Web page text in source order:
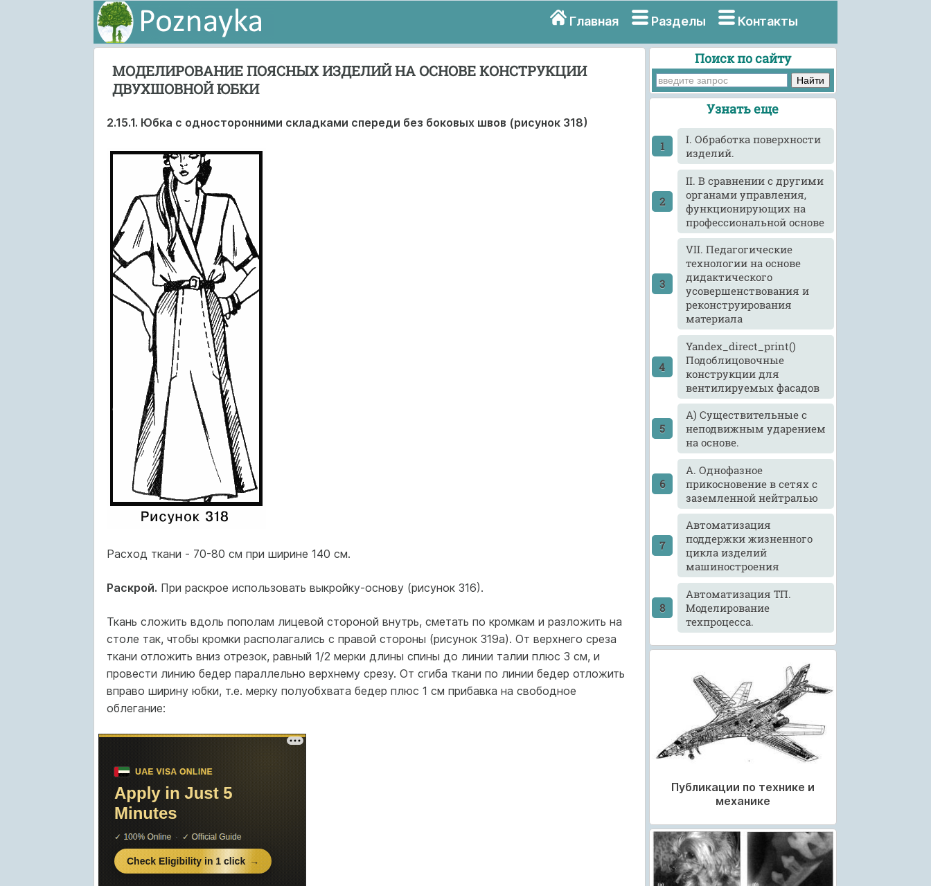
Главная Разделы Контакты
МОДЕЛИРОВАНИЕ ПОЯСНЫХ ИЗДЕЛИЙ НА ОСНОВЕ КОНСТРУКЦИИ
ДВУХШОВНОЙ ЮБКИ
2.15.1. Юбка с односторонними складками спереди без боковых швов (рисунок 318)
Расход ткани - 70-80 см при ширине 140 см.
Раскрой. При раскрое использовать выкройку-основу (рисунок 316).
Ткань сложить вдоль пополам лицевой стороной внутрь, сметать по кромкам и разложить на
столе так, чтобы кромки располагались с правой стороны (рисунок 319а). От верхнего среза
ткани отложить вниз отрезок, равный 1/2 мерки длины спины до линии талии плюс 3 см, и
провести линию бедер параллельно верхнему срезу. От сгиба ткани по линии бедер отложить
вправо ширину юбки, т.е. мерку полуобхвата бедер плюс 1 см прибавка на свободное
облегание:
Поиск по сайту
Узнать еще
I. Обработка поверхности
изделий.
II. В сравнении с другими
органами управления,
функционирующих на
профессиональной основе
VII. Педагогические
технологии на основе
дидактического
усовершенствования и
реконструирования
материала
Yandex_direct_print()
Подоблицовочные
конструкции для
вентилируемых фасадов
А) Существительные с
неподвижным ударением
на основе.
А. Однофазное
прикосновение в сетях с
заземленной нейтралью
Автоматизация
поддержки жизненного
цикла изделий
машиностроения
Автоматизация ТП.
Моделирование
техпроцесса.
Публикации по технике и
механике